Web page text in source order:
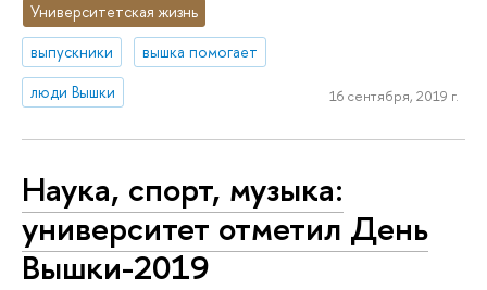
Университетская жизнь
выпускники
вышка помогает
люди Вышки
16 сентября, 2019 г.
Наука, спорт, музыка:
университет отметил День
Вышки-2019